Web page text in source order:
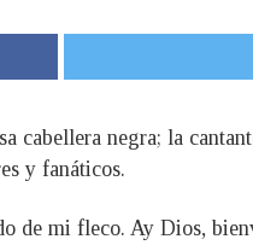
negra; la
y fanáticos.
de mi fleco. Ay Dios,